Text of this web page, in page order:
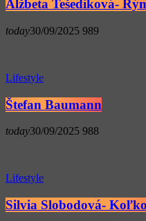
Alžbeta Tešediková-
today30/09/2025 989
Lifestyle
Štefan Baumann
today30/09/2025 988
Lifestyle
Silvia Slobodová-